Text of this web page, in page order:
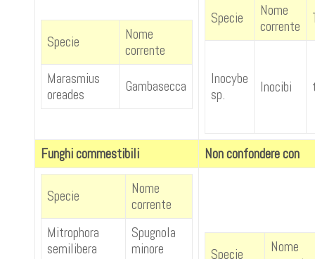
Specie
Nome
corrente
Marasmius
oreades
Gambasecca
Specie
Nome
corrente
Inocybe
sp.
Inocibi
Funghi commestibili Non confondere con
Specie
Nome
corrente
Mitrophora
semilibera
Spugnola
minore
Specie
Nome